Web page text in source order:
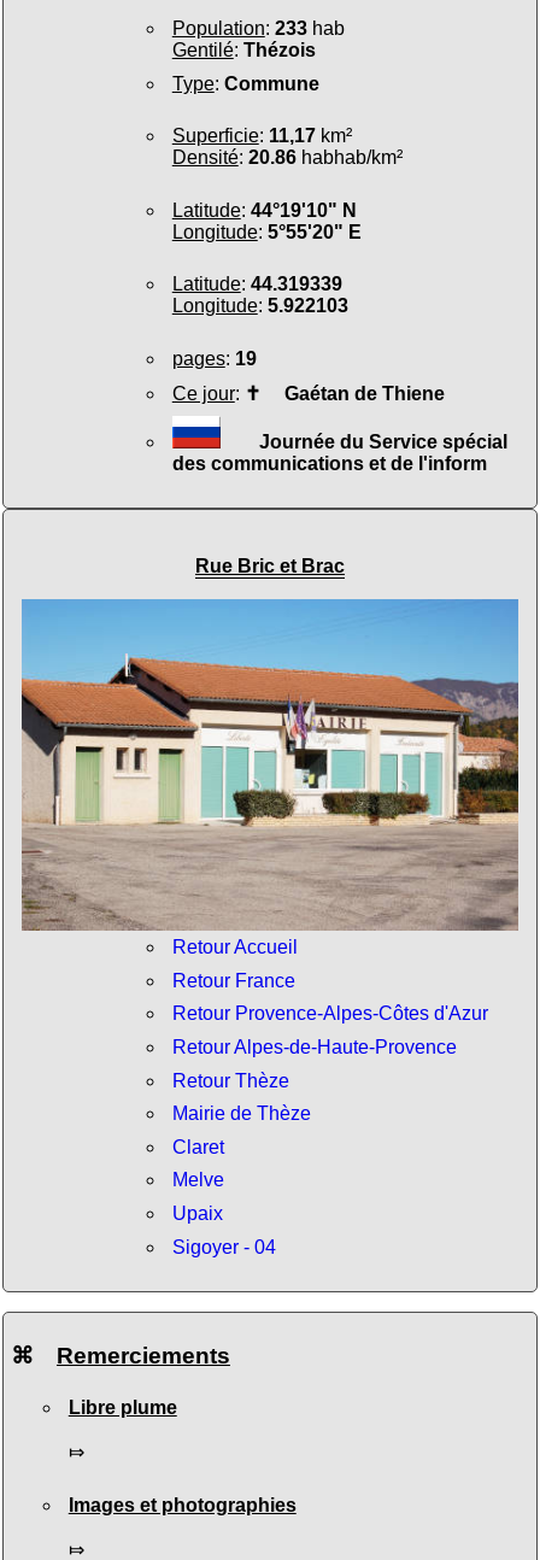
Population: 233hab
Gentilé: Thézois
Type: Commune
Superficie: 11,17km²
Densité: 20.86habhab/km²
Latitude: 44°19'10" N
Longitude: 5°55'20" E
Latitude: 44.319339
Longitude: 5.922103
pages: 19
Ce jour: ✝ Gaétan de Thiene
Journée du Service spécial
des communications et de l'inform
Rue Bric et Brac
Retour Accueil
Retour France
Retour Provence-Alpes-Côtes d'Azur
Retour Alpes-de-Haute-Provence
Retour Thèze
Mairie de Thèze
Claret
Melve
Upaix
Sigoyer - 04
⌘ Remerciements
Libre plume
⤇
Images et photographies
⤇